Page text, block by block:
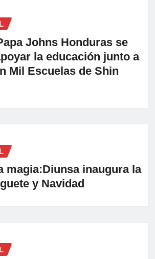
Johns Honduras se
la educación junto a
Mil Escuelas de Shin
magia:Diunsa inaugura la
y Navidad